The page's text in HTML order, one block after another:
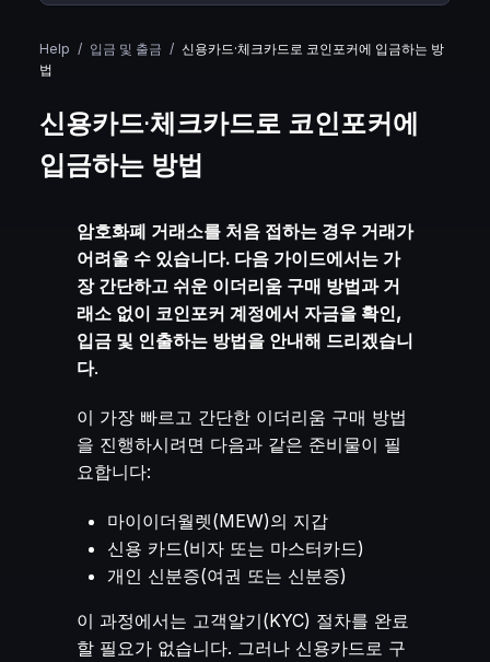
Help / 입금 및 출금 / 신용카드·체크카드로 코인포커에 입금하는 방
법
신용카드·체크카드로 코인포커에
입금하는 방법
암호화폐 거래소를 처음 접하는 경우 거래가
어려울 수 있습니다. 다음 가이드에서는 가
장 간단하고 쉬운 이더리움 구매 방법과 거
래소 없이 코인포커 계정에서 자금을 확인,
입금 및 인출하는 방법을 안내해 드리겠습니
다.
이 가장 빠르고 간단한 이더리움 구매 방법
을 진행하시려면 다음과 같은 준비물이 필
요합니다:
마이이더월렛(MEW)의 지갑
신용 카드(비자 또는 마스터카드)
개인 신분증(여권 또는 신분증)
이 과정에서는 고객알기(KYC) 절차를 완료
할 필요가 없습니다. 그러나 신용카드로 구